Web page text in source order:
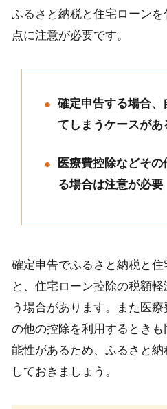
ふるさと納税と住宅ローン
点に注意が必要です。
確定申告する場合、
てしまうケースがあ
医療費控除などそ
る場合は注意が必要
確定申告でふるさと納税と
と、住宅ローン控除の税額
う場合があります。また医
の他の控除を利用するとき
能性があるため、ふるさと
しておきましょう。